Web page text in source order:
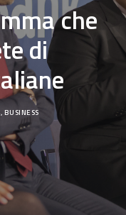
che
di
, BUSINESS